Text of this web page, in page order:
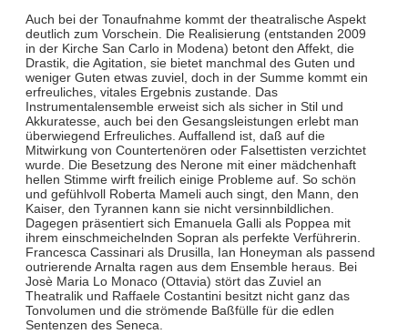
Auch bei der Tonaufnahme kommt der theatralische Aspekt
deutlich zum Vorschein. Die Realisierung (entstanden 2009
in der Kirche San Carlo in Modena) betont den Affekt, die
Drastik, die Agitation, sie bietet manchmal des Guten und
weniger Guten etwas zuviel, doch in der Summe kommt ein
erfreuliches, vitales Ergebnis zustande. Das
Instrumentalensemble erweist sich als sicher in Stil und
Akkuratesse, auch bei den Gesangsleistungen erlebt man
überwiegend Erfreuliches. Auffallend ist, daß auf die
Mitwirkung von Countertenören oder Falsettisten verzichtet
wurde. Die Besetzung des Nerone mit einer mädchenhaft
hellen Stimme wirft freilich einige Probleme auf. So schön
und gefühlvoll Roberta Mameli auch singt, den Mann, den
Kaiser, den Tyrannen kann sie nicht versinnbildlichen.
Dagegen präsentiert sich Emanuela Galli als Poppea mit
ihrem einschmeichelnden Sopran als perfekte Verführerin.
Francesca Cassinari als Drusilla, Ian Honeyman als passend
outrierende Arnalta ragen aus dem Ensemble heraus. Bei
Josè Maria Lo Monaco (Ottavia) stört das Zuviel an
Theatralik und Raffaele Costantini besitzt nicht ganz das
Tonvolumen und die strömende Baßfülle für die edlen
Sentenzen des Seneca.